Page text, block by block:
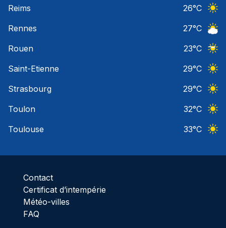
Reims
26°C
Rennes
27°C
Rouen
23°C
Saint-Etienne
29°C
Strasbourg
29°C
Toulon
32°C
Toulouse
33°C
Contact
Certificat d’intempérie
Météo-villes
FAQ